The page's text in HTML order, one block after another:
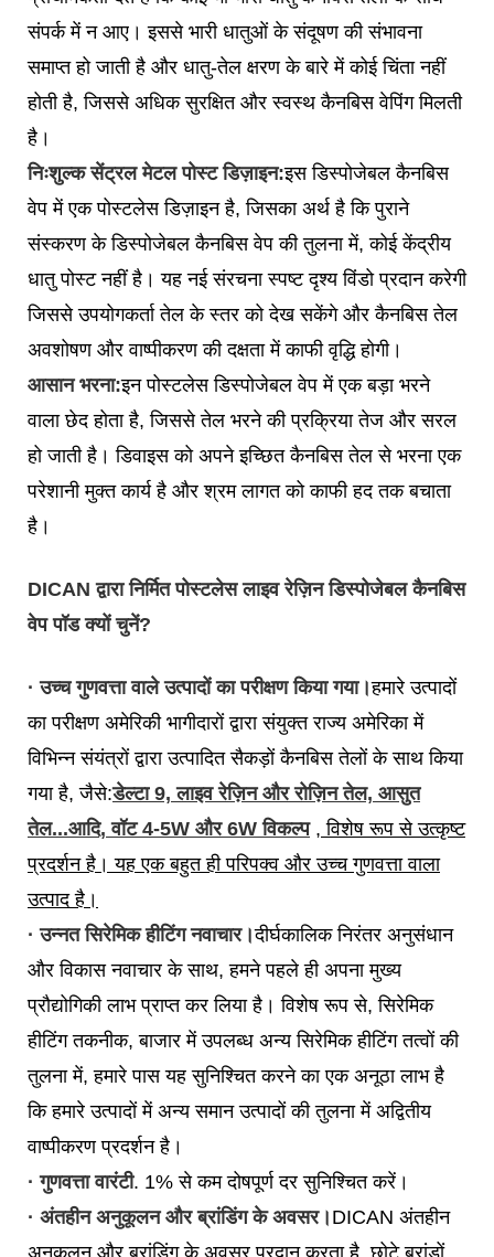
संपर्क में न आए। इससे भारी धातुओं के संदूषण की संभावना
समाप्त हो जाती है और धातु-तेल क्षरण के बारे में कोई चिंता नहीं
होती है, जिससे अधिक सुरक्षित और स्वस्थ कैनबिस वेपिंग मिलती
है।
निःशुल्क सेंट्रल मेटल पोस्ट डिज़ाइन:इस डिस्पोजेबल कैनबिस
वेप में एक पोस्टलेस डिज़ाइन है, जिसका अर्थ है कि पुराने
संस्करण के डिस्पोजेबल कैनबिस वेप की तुलना में, कोई केंद्रीय
धातु पोस्ट नहीं है। यह नई संरचना स्पष्ट दृश्य विंडो प्रदान करेगी
जिससे उपयोगकर्ता तेल के स्तर को देख सकेंगे और कैनबिस तेल
अवशोषण और वाष्पीकरण की दक्षता में काफी वृद्धि होगी।
आसान भरना:इन पोस्टलेस डिस्पोजेबल वेप में एक बड़ा भरने
वाला छेद होता है, जिससे तेल भरने की प्रक्रिया तेज और सरल
हो जाती है। डिवाइस को अपने इच्छित कैनबिस तेल से भरना एक
परेशानी मुक्त कार्य है और श्रम लागत को काफी हद तक बचाता
है।
DICAN द्वारा निर्मित पोस्टलेस लाइव रेज़िन डिस्पोजेबल कैनबिस
वेप पॉड क्यों चुनें?
· उच्च गुणवत्ता वाले उत्पादों का परीक्षण किया गया।हमारे उत्पादों
का परीक्षण अमेरिकी भागीदारों द्वारा संयुक्त राज्य अमेरिका में
विभिन्न संयंत्रों द्वारा उत्पादित सैकड़ों कैनबिस तेलों के साथ किया
गया है, जैसे:डेल्टा 9, लाइव रेज़िन और रोज़िन तेल, आसुत
तेल...आदि, वॉट 4-5W और 6W विकल्प , विशेष रूप से उत्कृष्ट
प्रदर्शन है। यह एक बहुत ही परिपक्व और उच्च गुणवत्ता वाला
उत्पाद है।
· उन्नत सिरेमिक हीटिंग नवाचार।दीर्घकालिक निरंतर अनुसंधान
और विकास नवाचार के साथ, हमने पहले ही अपना मुख्य
प्रौद्योगिकी लाभ प्राप्त कर लिया है। विशेष रूप से, सिरेमिक
हीटिंग तकनीक, बाजार में उपलब्ध अन्य सिरेमिक हीटिंग तत्वों की
तुलना में, हमारे पास यह सुनिश्चित करने का एक अनूठा लाभ है
कि हमारे उत्पादों में अन्य समान उत्पादों की तुलना में अद्वितीय
वाष्पीकरण प्रदर्शन है।
· गुणवत्ता वारंटी. 1% से कम दोषपूर्ण दर सुनिश्चित करें।
· अंतहीन अनुकूलन और ब्रांडिंग के अवसर। DICAN अंतहीन
अनुकूलन और ब्रांडिंग के अवसर प्रदान करता है, छोटे ब्रांडों